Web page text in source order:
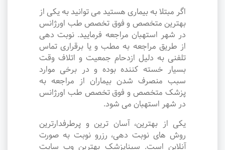
اگر مبتلا به بیماری هستید می توانید به یکی از
بهترین متخصص و فوق تخصص طب اورژانس
در شهر استهبان مراجعه فرمایید. نوبت دهی
از طریق مراجعه به مطب و یا برقراری تماس
تلفنی به دلیل ازدحام جمعیت و اتلاف وقت
بسیار خسته کننده بوده و در برخی موارد
سبب منصرف شدن بیماران از مراجعه به
پزشک متخصص و فوق تخصص طب اورژانس
در شهر استهبان می شود.
یکی از بهترین، آسان ترین و پرطرفدارترین
روش های نوبت دهی، رزرو نوبت به صورت
آنلاین است. سیناپزشک بهترین وب سایت